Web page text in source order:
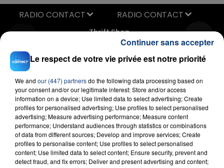
Thrift Shop
MACKLEMORE & RYAN LEWIS
RADIO CONTACT
FIL D'ACTU
Le respect de votre vie privée est notre priorité
We and our (447) partnersdo the following data processing based on
your consent and/or our legitimate interest: Store and/or access
information on a device; Use limited data to select advertising; Create
profiles for personalised advertising; Use profiles to select personalised
advertising; Measure advertising performance; Measure content
performance; Understand audiences through statistics or combinations
of data from different sources; Develop and improve services; Create
profiles to personalise content; Use profiles to select personalised
content; Use limited data to select content; Ensure security, prevent and
detect fraud, and fix errors; Deliver and present advertising and content;
Continuer sans accepter